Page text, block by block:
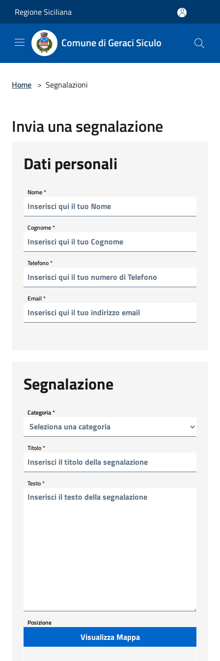
Regione Siciliana
Comune di Geraci Siculo
Home > Segnalazioni
Invia una segnalazione
Dati personali
Nome*
Cognome*
Telefono*
Email*
Segnalazione
Categoria*
Titolo*
Testo*
Posizione
Visualizza Mappa